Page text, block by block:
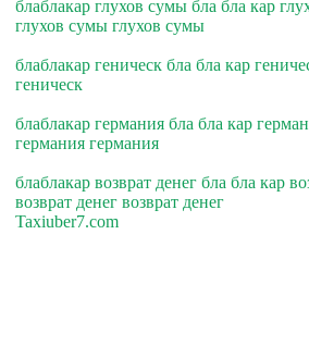
блаблакар глухов сумы бла бла кар
глухов сумы глухов сумы
блаблакар геническ бла бла кар
геническ
блаблакар германия бла бла кар
германия германия
блаблакар возврат денег бла бла кар
возврат денег возврат денег
Taxiuber7.com